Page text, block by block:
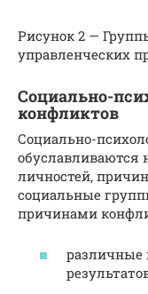
Рисунок 2 —
управленческих
Социально-
конфликтов
Социально-
обуславливаются
личностей,
социальные
причинами
различные